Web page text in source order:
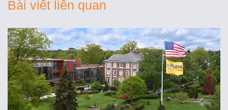
Bài viết liên quan